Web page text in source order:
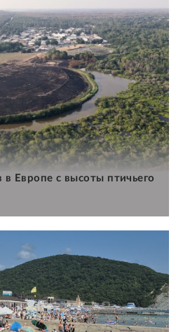
Европе с высоты птичьего